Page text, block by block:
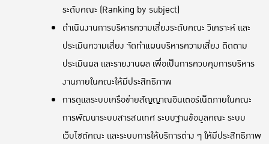
ระดับคณะ (Ranking by subject)
ดำเนินงานการบริหารความเสี่ยงระดับคณะ วิเคราะห์ และ
ประเมินความเสี่ยง จัดทำแผนบริหารความเสี่ยง ติดตาม
ประเมินผล และรายงานผล เพื่อเป็นการควบคุมการบริหาร
งานภายในคณะให้มีประสิทธิภาพ
การดูแลระบบเครือข่ายสัญญาณอินเตอร์เน็ตภายในคณะ
การพัฒนาระบบสารสนเทศ ระบบฐานข้อมูลคณะ ระบบ
เว็บไซต์คณะ และระบบการให้บริการต่าง ๆ ให้มีประสิทธิภาพ